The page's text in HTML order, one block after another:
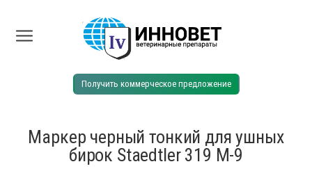
Получить коммерческое предложение
Маркер черный тонкий для ушных
бирок Staedtler 319 M-9